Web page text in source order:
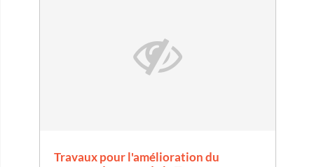
Travaux pour l'amélioration du